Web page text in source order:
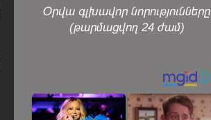
Օրվա գլխավոր նորությունները
(թարմացվող 24 ժամ)